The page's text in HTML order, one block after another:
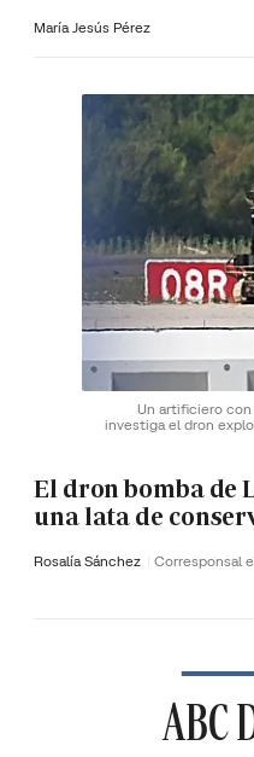
María Jesús Pérez
Un artificiero
investiga el dron
El dron bomba de
una lata de
Rosalía Sánchez Corresponsal
ABC